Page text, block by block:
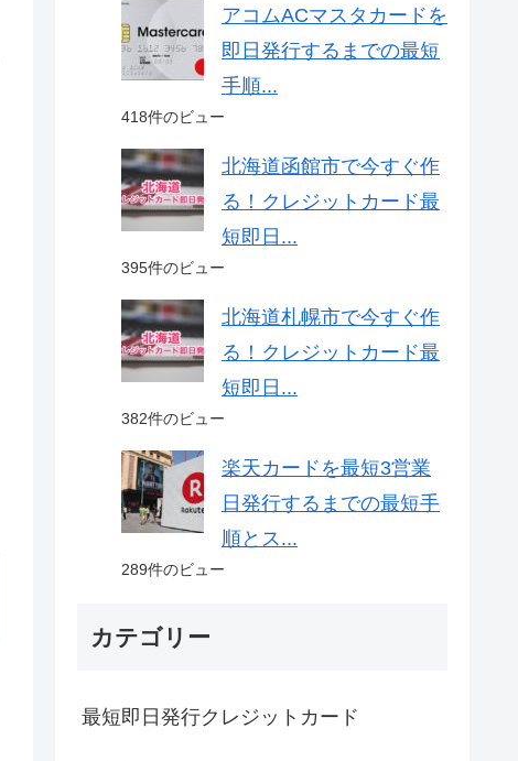
アコムACマスタカードを
即日発行するまでの最短
手順...
418件のビュー
北海道函館市で今すぐ作
る！クレジットカード最
短即日...
395件のビュー
北海道札幌市で今すぐ作
る！クレジットカード最
短即日...
382件のビュー
楽天カードを最短3営業
日発行するまでの最短手
順とス...
289件のビュー
カテゴリー
最短即日発行クレジットカード